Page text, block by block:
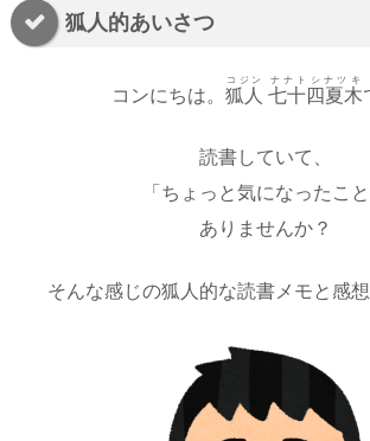
狐人的あいさつ
コンにちは。 狐人
コジン
七十四夏木
ナナトシナツキ
読書していて、
「ちょっと気になったこと
ありませんか？
そんな感じの狐人的な読書メモと感想